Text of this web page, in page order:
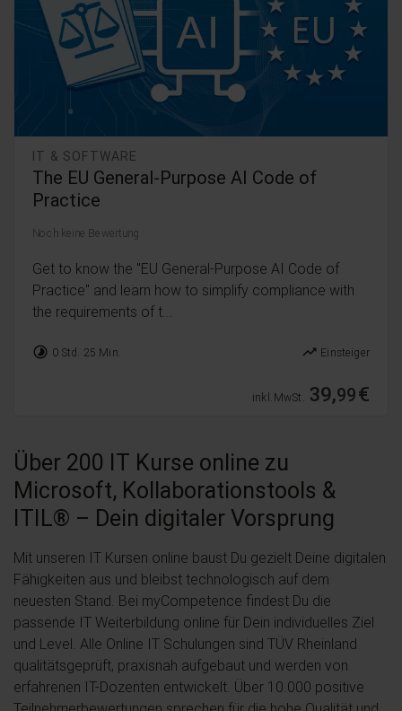
IT & SOFTWARE
The EU General-Purpose AI Code of
Practice
Noch keine Bewertung
Get to know the "EU General-Purpose AI Code of
Practice" and learn how to simplify compliance with
the requirements of t...
timelapse 0 Std. 25 Min. trending_up Einsteiger
inkl. MwSt. 39,99€
Über 200 IT Kurse online zu
Microsoft, Kollaborationstools &
ITIL® – Dein digitaler Vorsprung
Mit unseren IT Kursen online baust Du gezielt Deine digitalen
Fähigkeiten aus und bleibst technologisch auf dem
neuesten Stand. Bei myCompetence findest Du die
passende IT Weiterbildung online für Dein individuelles Ziel
und Level. Alle Online IT Schulungen sind TÜV Rheinland
qualitätsgeprüft, praxisnah aufgebaut und werden von
erfahrenen IT-Dozenten entwickelt. Über 10.000 positive